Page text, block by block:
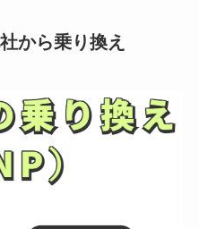
から乗り換え